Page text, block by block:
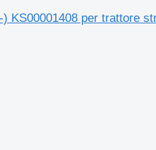
KS00001408 per trattore